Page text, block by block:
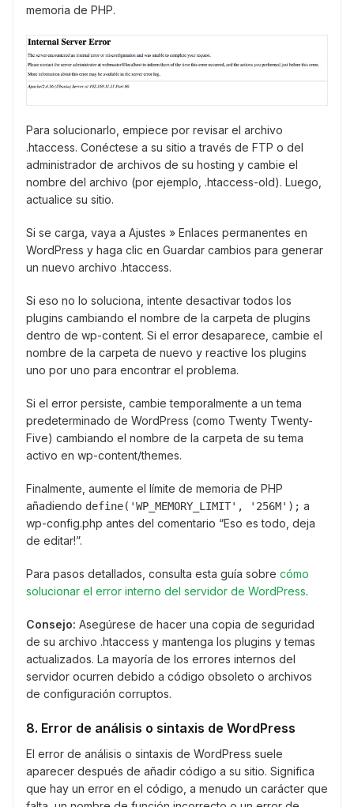
memoria de PHP.
Para solucionarlo, empiece por revisar el archivo
.htaccess. Conéctese a su sitio a través de FTP o del
administrador de archivos de su hosting y cambie el
nombre del archivo (por ejemplo, .htaccess-old). Luego,
actualice su sitio.
Si se carga, vaya a Ajustes » Enlaces permanentes en
WordPress y haga clic en Guardar cambios para generar
un nuevo archivo .htaccess.
Si eso no lo soluciona, intente desactivar todos los
plugins cambiando el nombre de la carpeta de plugins
dentro de wp-content. Si el error desaparece, cambie el
nombre de la carpeta de nuevo y reactive los plugins
uno por uno para encontrar el problema.
Si el error persiste, cambie temporalmente a un tema
predeterminado de WordPress (como Twenty Twenty-
Five) cambiando el nombre de la carpeta de su tema
activo en wp-content/themes.
Finalmente, aumente el límite de memoria de PHP
añadiendo define('WP_MEMORY_LIMIT', '256M'); a
wp-config.php antes del comentario “Eso es todo, deja
de editar!”.
Para pasos detallados, consulta esta guía sobre cómo
solucionar el error interno del servidor de WordPress.
Consejo: Asegúrese de hacer una copia de seguridad
de su archivo .htaccess y mantenga los plugins y temas
actualizados. La mayoría de los errores internos del
servidor ocurren debido a código obsoleto o archivos
de configuración corruptos.
8. Error de análisis o sintaxis de WordPress
El error de análisis o sintaxis de WordPress suele
aparecer después de añadir código a su sitio. Significa
que hay un error en el código, a menudo un carácter que